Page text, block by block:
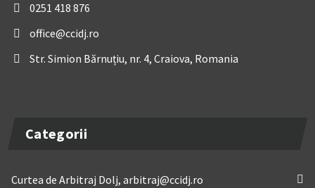
0251 418 876
office@ccidj.ro
Str. Simion Bărnuțiu, nr. 4, Craiova, Romania
Categorii
Curtea de Arbitraj Dolj, arbitraj@ccidj.ro